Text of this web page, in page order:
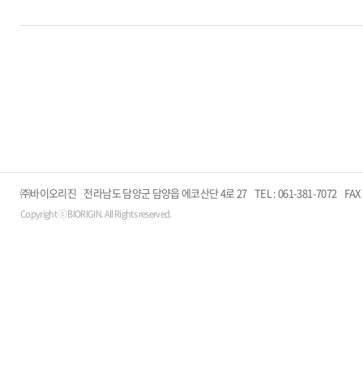
㈜바이오리진 전라남도 담양군 담양읍 에코산단 4로 27 TEL : 061-381-7072 FAX
Copyright ⓒ BIORIGIN. All Rights reserved.